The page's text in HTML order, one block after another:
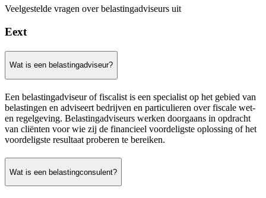
Veelgestelde vragen over belastingadviseurs uit
Eext
Wat is een belastingadviseur?
Een belastingadviseur of fiscalist is een specialist op het gebied van
belastingen en adviseert bedrijven en particulieren over fiscale wet-
en regelgeving. Belastingadviseurs werken doorgaans in opdracht
van cliënten voor wie zij de financieel voordeligste oplossing of het
voordeligste resultaat proberen te bereiken.
Wat is een belastingconsulent?